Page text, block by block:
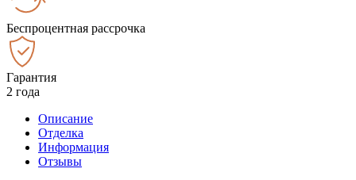
Беспроцентная рассрочка
Гарантия
2 года
Описание
Отделка
Информация
Отзывы